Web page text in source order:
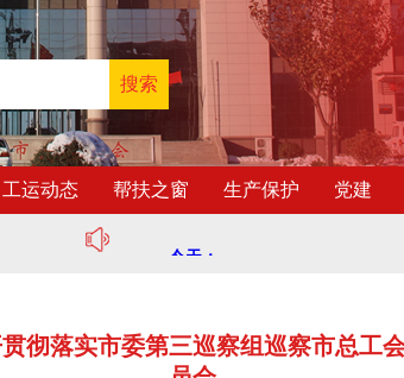
工运动态 帮扶之窗 生产保护 党建
彻落实市委第三巡察组巡察市总工